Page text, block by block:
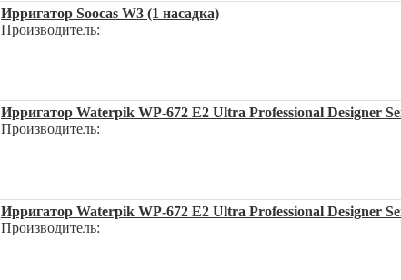
Ирригатор Soocas W3 (1 насадка)
Производитель:
Ирригатор Waterpik WP-672 E2 Ultra Professional Designer
Производитель:
Ирригатор Waterpik WP-672 E2 Ultra Professional Designer
Производитель: